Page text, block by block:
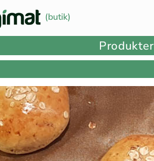
(butik)
Produkter